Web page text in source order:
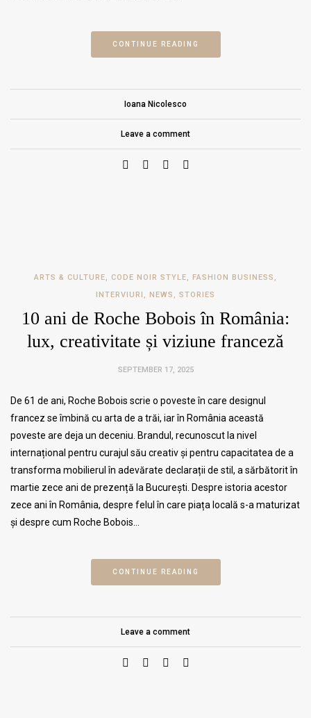
CONTINUE READING
Ioana Nicolesco
Leave a comment
ARTS & CULTURE, CODE NOIR STYLE, FASHION BUSINESS ,
INTERVIURI , NEWS , STORIES
10 ani de Roche Bobois în România:
lux, creativitate și viziune franceză
SEPTEMBER 17, 2025
De 61 de ani, Roche Bobois scrie o poveste în care designul
francez se îmbină cu arta de a trăi, iar în România această
poveste are deja un deceniu. Brandul, recunoscut la nivel
internațional pentru curajul său creativ și pentru capacitatea de a
transforma mobilierul în adevărate declarații de stil, a sărbătorit în
martie zece ani de prezență la București. Despre istoria acestor
zece ani în România, despre felul în care piața locală s-a maturizat
și despre cum Roche Bobois…
CONTINUE READING
Leave a comment